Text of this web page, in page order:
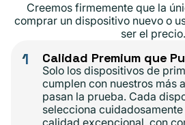
Creemos firmemente que la
comprar un dispositivo nuevo o
ser el precio.
1 Calidad Premium que
Solo los dispositivos de
cumplen con nuestros más
pasan la prueba. Cada
selecciona